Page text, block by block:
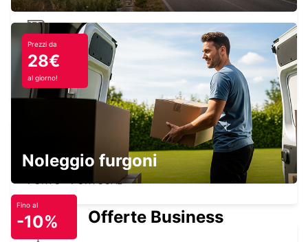
PORTO STAZIONE FERROVIARIA
CAMPANHÃ
PORTO - PORTUGAL
PORTO CITTÀ
PORTO - PORTUGAL
Prezzi da
28€
al giorno!
Noleggio furgoni
Fino al
-10% Offerte Business